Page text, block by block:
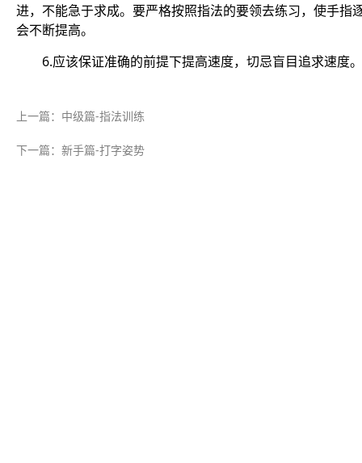
进，不能急于求成。要严格按照指法的要领去练习，使手
会不断提高。
6.应该保证准确的前提下提高速度，切忌盲目追求速度。
上一篇：中级篇-指法训练
下一篇：新手篇-打字姿势